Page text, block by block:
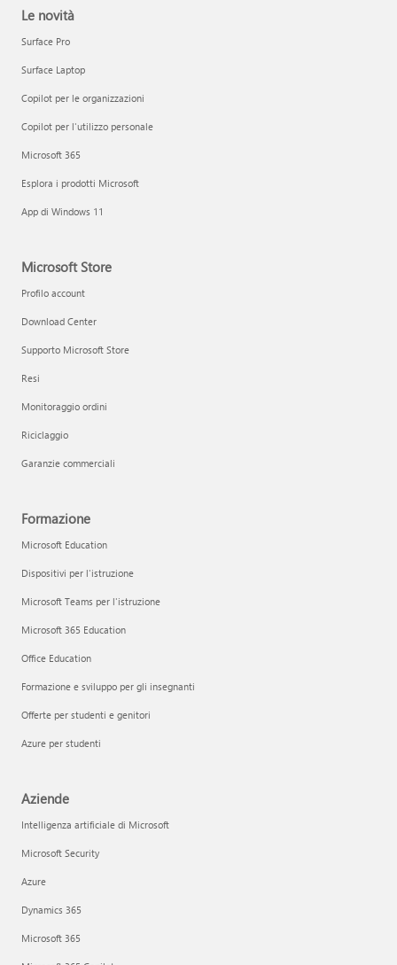
Le novità
Surface Pro
Surface Laptop
Copilot per le organizzazioni
Copilot per l'utilizzo personale
Microsoft 365
Esplora i prodotti Microsoft
App di Windows 11
Microsoft Store
Profilo account
Download Center
Supporto Microsoft Store
Resi
Monitoraggio ordini
Riciclaggio
Garanzie commerciali
Formazione
Microsoft Education
Dispositivi per l'istruzione
Microsoft Teams per l'istruzione
Microsoft 365 Education
Office Education
Formazione e sviluppo per gli insegnanti
Offerte per studenti e genitori
Azure per studenti
Aziende
Intelligenza artificiale di Microsoft
Microsoft Security
Azure
Dynamics 365
Microsoft 365